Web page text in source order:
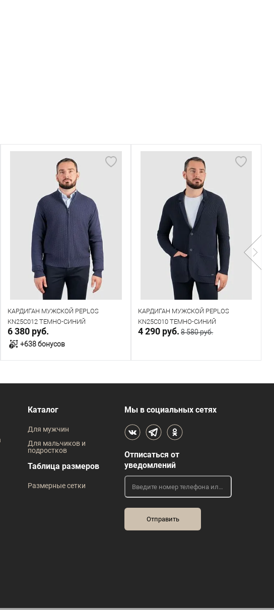
КАРДИГАН МУЖСКОЙ PEPLOS
KN25C012 ТЕМНО-СИНИЙ
6 380 руб.
+638 бонусов
В корзину
В наличии
108 112
КАРДИГАН МУЖСКОЙ PEPLOS
KN25C010 ТЕМНО-СИНИЙ
4 290 руб. 8 580 руб.
В корзину
В наличии
Размер одежды
96 100
Каталог
Для мужчин
Для мальчиков и
подростков
Таблица размеров
Размерные сетки
Мы в социальных сетях
Отписаться от
уведомлений